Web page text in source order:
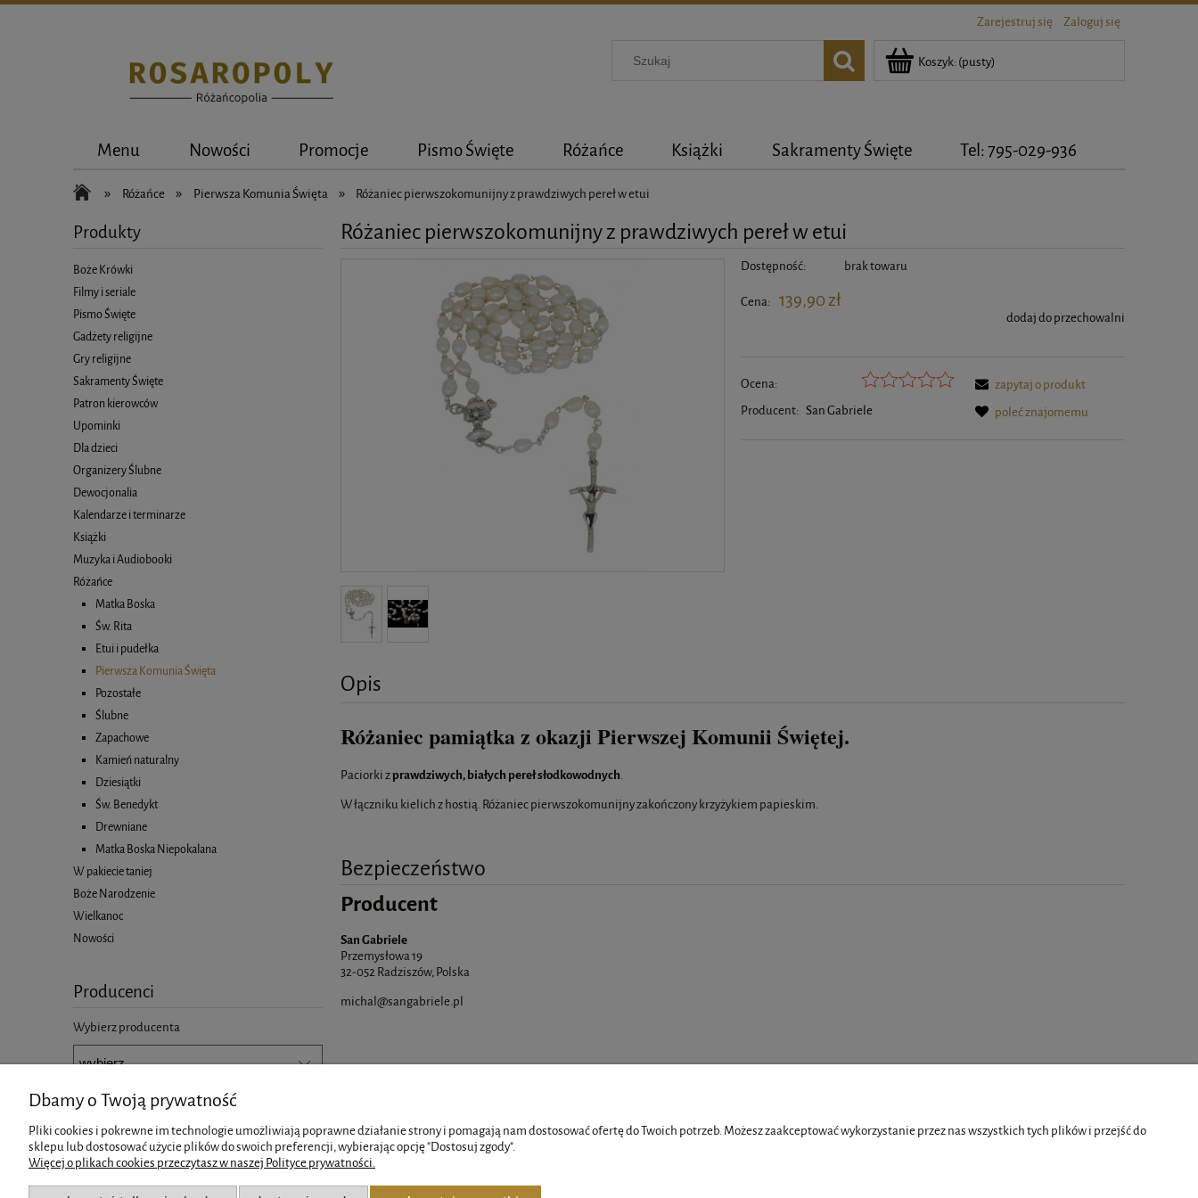
Zarejestruj się Zaloguj się
Koszyk: (pusty)
Menu Nowości Promocje Pismo Święte Różańce Książki Sakramenty Święte Tel: 795-029-936
» Różańce » Pierwsza Komunia Święta » Różaniec pierwszokomunijny z prawdziwych pereł w etui
Produkty
Boże Krówki
Filmy i seriale
Pismo Święte
Gadżety religijne
Gry religijne
Sakramenty Święte
Patron kierowców
Upominki
Dla dzieci
Organizery Ślubne
Dewocjonalia
Kalendarze i terminarze
Książki
Muzyka i Audiobooki
Różańce
Matka Boska
Św. Rita
Etui i pudełka
Pierwsza Komunia Święta
Pozostałe
Ślubne
Zapachowe
Kamień naturalny
Dziesiątki
Św. Benedykt
Drewniane
Matka Boska Niepokalana
W pakiecie taniej
Boże Narodzenie
Wielkanoc
Nowości
Producenci
Wybierz producenta
Różaniec pierwszokomunijny z prawdziwych pereł w etui
Dostępność: brak towaru
Cena: 139,90 zł
dodaj do przechowalni
Ocena:
Producent: San Gabriele
zapytaj o produkt
poleć znajomemu
Opis
Różaniec pamiątka z okazji Pierwszej Komunii Świętej.
Paciorki zprawdziwych, białych pereł słodkowodnych.
W łączniku kielich z hostią. Różaniec pierwszokomunijny zakończony krzyżykiem papieskim.
Bezpieczeństwo
Producent
San Gabriele
Przemysłowa 19
32-052 Radziszów, Polska
michal@sangabriele.pl
Pomoc Moje konto
Dbamy o Twoją prywatność
Pliki cookies i pokrewne im technologie umożliwiają poprawne działanie strony i pomagają nam dostosować ofertę do Twoich potrzeb. Możesz zaakceptować wykorzystanie przez nas wszystkich tych plików i przejść do
sklepu lub dostosować użycie plików do swoich preferencji, wybierając opcję "Dostosuj zgody".
Więcej o plikach cookies przeczytasz w naszej Polityce prywatności.